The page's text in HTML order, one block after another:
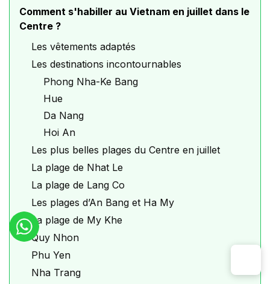
Comment s'habiller au Vietnam en juillet dans le
Centre ?
Les vêtements adaptés
Les destinations incontournables
Phong Nha-Ke Bang
Hue
Da Nang
Hoi An
Les plus belles plages du Centre en juillet
La plage de Nhat Le
La plage de Lang Co
Les plages d’An Bang et Ha My
La plage de My Khe
Quy Nhon
Phu Yen
Nha Trang